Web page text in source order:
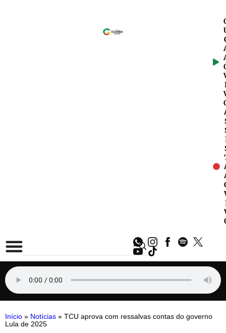
Início » Notícias » TCU aprova com ressalvas contas do governo
Lula de 2025